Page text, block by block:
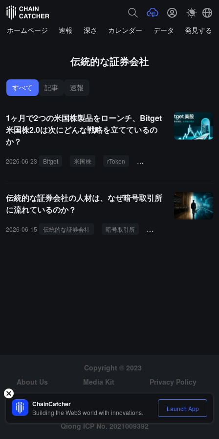
ホームページ 速報 深さ カレンダー データ 発見する
伝統的な証券会社
すべて 記事 速報
1ヶ月で2つの米国株製品をローンチ、Bitget
米国株2.0は次にどんな戦略を立てているの
か？
2026-06-23 Bitget 米国株 rToken ダイレクト接続サービス
伝統的な証券会社の人材は、なぜ暗号取引所
に流れているのか？
2026-06-15 伝統的な証券会社 暗号取引所 人材の流動
Copyright © 2023
About Us
Media Kit
Privacy Policy
Risk Warning
Hiring
Qiong ICP No. 2021009392
ChainCatcher
Building the Web3 world with innovations. Launch App